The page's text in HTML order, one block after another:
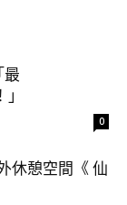
最
0
休憩空間《 仙